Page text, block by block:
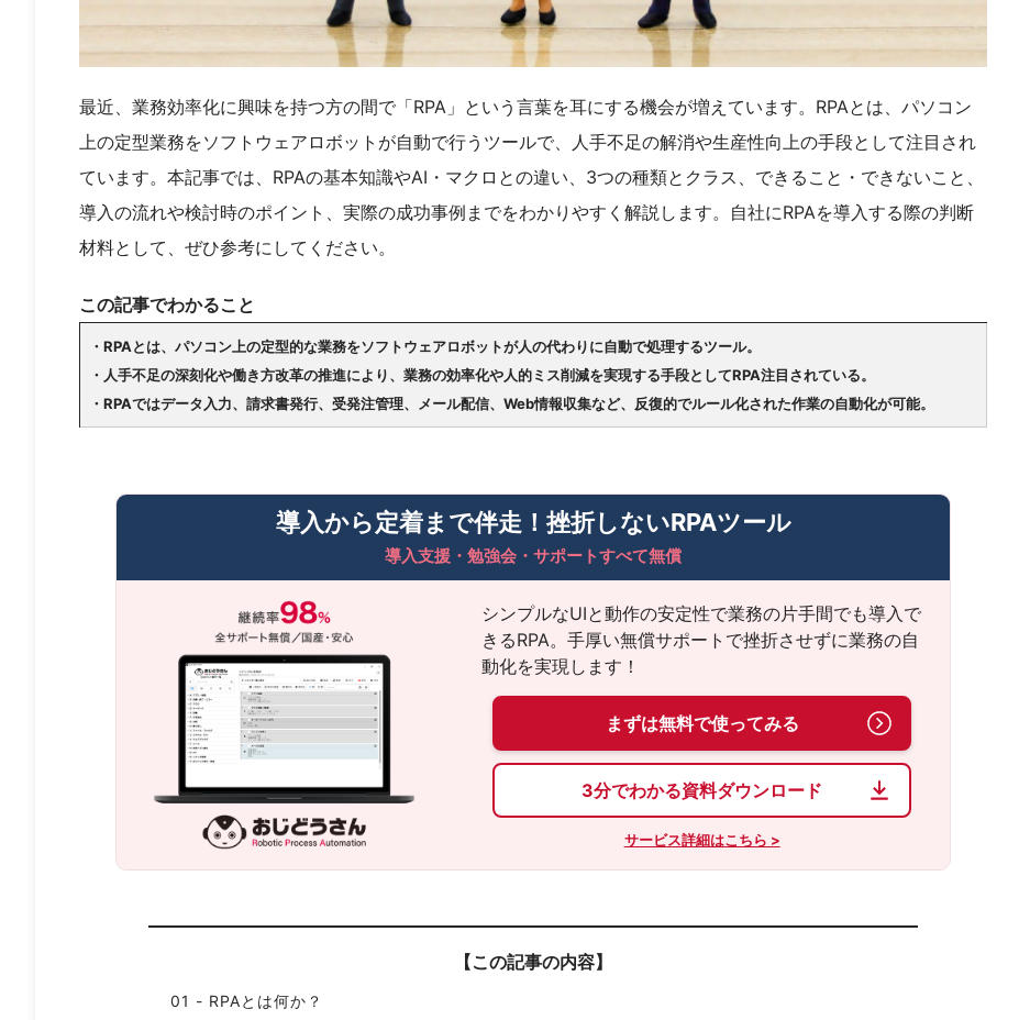
最近、業務効率化に興味を持つ方の間で「RPA」という言葉を耳にする機会が増えています。RPAとは、パソコン
上の定型業務をソフトウェアロボットが自動で行うツールで、人手不足の解消や生産性向上の手段として注目され
ています。本記事では、RPAの基本知識やAI・マクロとの違い、3つの種類とクラス、できること・できないこと、
導入の流れや検討時のポイント、実際の成功事例までをわかりやすく解説します。自社にRPAを導入する際の判断
材料として、ぜひ参考にしてください。
この記事でわかること
・RPAとは、パソコン上の定型的な業務をソフトウェアロボットが人の代わりに自動で処理するツール。
・人手不足の深刻化や働き方改革の推進により、業務の効率化や人的ミス削減を実現する手段としてRPA注目されている。
・RPAではデータ入力、請求書発行、受発注管理、メール配信、Web情報収集など、反復的でルール化された作業の自動化が可能。
導入から定着まで伴走！ 挫折しないRPAツール
導入支援・勉強会・サポートすべて無償
シンプルなUIと動作の安定性で業務の片手間でも導入で
きるRPA。手厚い無償サポートで挫折させずに業務の自
動化を実現します！
まずは無料で使ってみる
3分でわかる資料ダウンロード
サービス詳細はこちら >
【この記事の内容】
RPAとは何か？